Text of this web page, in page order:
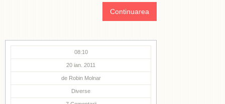
Continuarea
08:10
20 ian. 2011
de Robin Molnar
Diverse